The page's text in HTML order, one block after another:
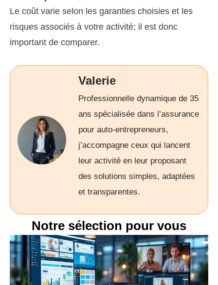
Le coût varie selon les garanties choisies et les
risques associés à votre activité; il est donc
important de comparer.
Valerie
Professionnelle dynamique de 35
ans spécialisée dans l’assurance
pour auto-entrepreneurs,
j’accompagne ceux qui lancent
leur activité en leur proposant
des solutions simples, adaptées
et transparentes.
Notre sélection pour vous